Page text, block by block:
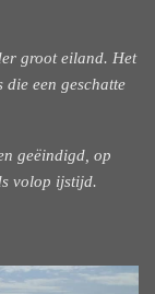
groot eiland. Het
een geschatte
geëindigd, op
volop ijstijd.